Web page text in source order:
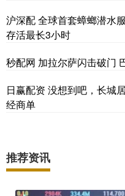
沪深配 全球首套蟑螂潜水
存活最长3小时
秒配网 加拉尔萨闪击破门
日赢配资 没想到吧，长城
经商单
推荐资讯